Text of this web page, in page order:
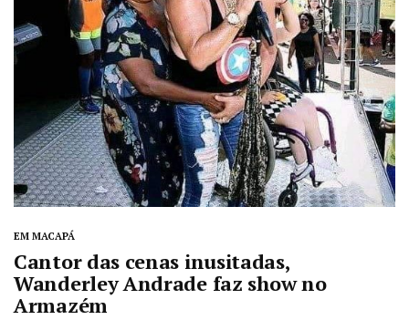
EM MACAPÁ
Cantor das cenas inusitadas,
Wanderley Andrade faz show no
Armazém